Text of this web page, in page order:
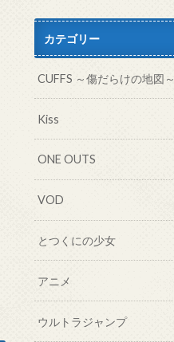
カテゴリー
CUFFS ～傷だらけの地図～
Kiss
ONE OUTS
VOD
とつくにの少女
アニメ
ウルトラジャンプ